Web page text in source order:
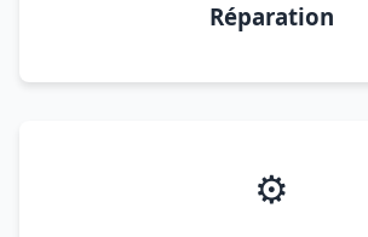
Réparation
⚙️